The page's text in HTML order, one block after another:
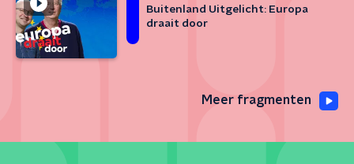
Buitenland Uitgelicht: Europa
draait door
Meer fragmenten